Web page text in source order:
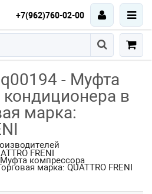
+7(962)760-02-00
- Муфта
в
марка:
FRENI
компрессора
марка: QUATTRO FRENI